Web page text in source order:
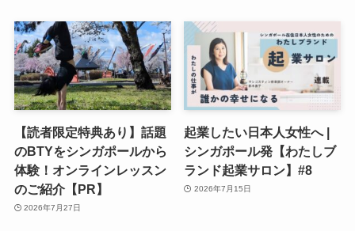
【読者限定特典あり】話題
のBTYをシンガポールから
体験！オンラインレッスン
のご紹介【PR】
2026年7月27日
起業したい日本人女性へ |
シンガポール発【わたしブ
ランド起業サロン】#8
2026年7月15日